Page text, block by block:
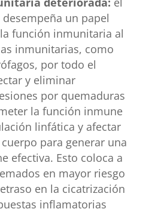
un papel
función inmunitaria al
inmunitarias, como
por todo el
y eliminar
por quemaduras
la función inmune
linfática y afectar
para generar una
efectiva. Esto coloca a
en mayor riesgo
en la cicatrización
inflamatorias